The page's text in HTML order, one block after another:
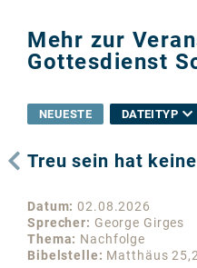
Mehr zur
Gottesdienst
NEUESTE DATEITYP
Treu sein hat
Datum 02.08.2026
Sprecher
George Girges
Thema
Nachfolge
Bibelstelle
Matthäus